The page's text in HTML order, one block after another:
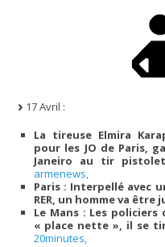
17 Avril :
La tireuse Elmira
pour les JO de Paris,
Janeiro au tir
armenews,
Paris : Interpellé avec
RER, un homme va être
Le Mans : Les
« place nette », il se
20minutes,